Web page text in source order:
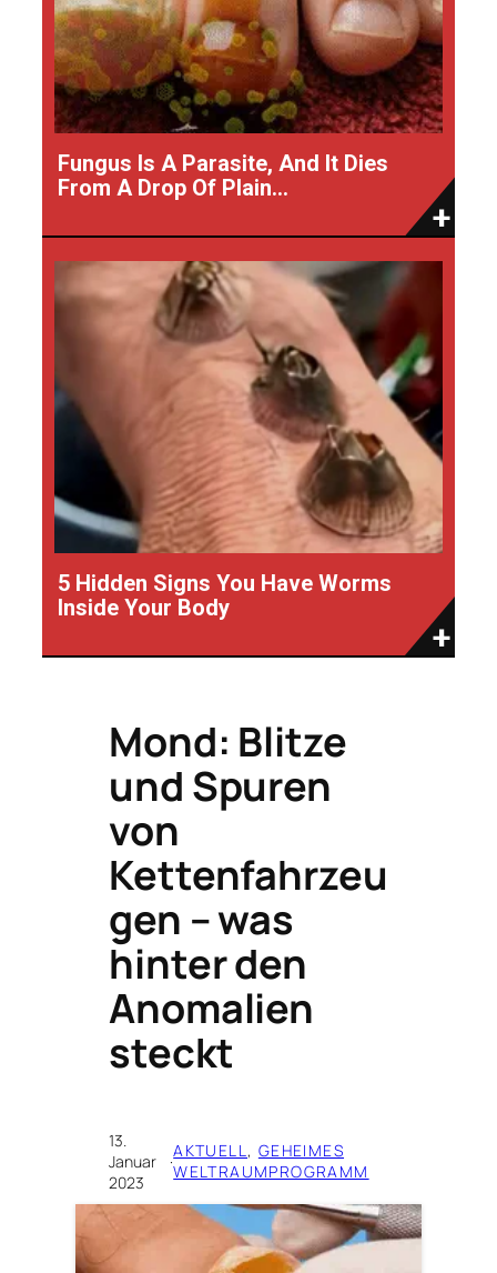
Fungus Is A Parasite, And It Dies
From A Drop Of Plain...
5 Hidden Signs You Have Worms
Inside Your Body
Mond: Blitze
und Spuren
von
Kettenfahrzeu
gen – was
hinter den
Anomalien
steckt
13.
Januar
2023
·AKTUELL, GEHEIMES
WELTRAUMPROGRAMM